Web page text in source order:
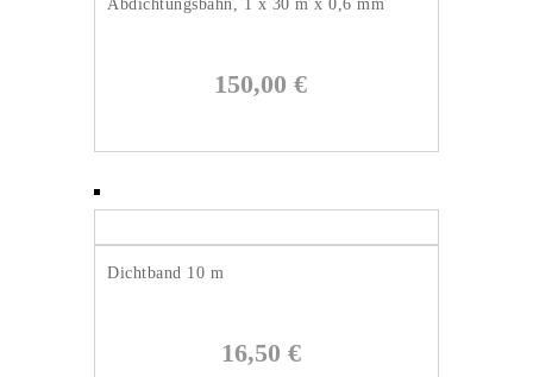
Abdichtungsbahn, 1 x 30 m x 0,6 mm
150,00 €
Dichtband 10 m
16,50 €